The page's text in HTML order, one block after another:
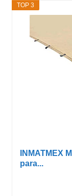
TOP 3
INMATMEX
para...